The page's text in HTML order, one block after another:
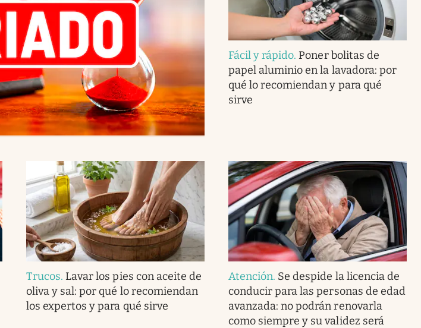
Fácil y rápido. Poner bolitas de
papel aluminio en la lavadora: por
qué lo recomiendan y para qué
sirve
Trucos. Lavar los pies con aceite de
oliva y sal: por qué lo recomiendan
los expertos y para qué sirve
Atención. Se despide la licencia de
conducir para las personas de edad
avanzada: no podrán renovarla
como siempre y su validez será